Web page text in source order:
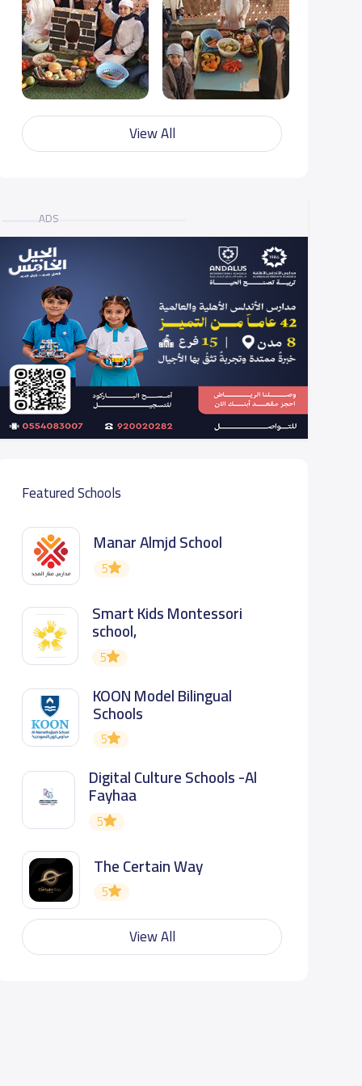
View All
ADS
Featured Schools
Manar Almjd School
5
Smart Kids Montessori
school,
5
KOON Model Bilingual
Schools
5
Digital Culture Schools -Al
Fayhaa
5
The Certain Way
5
View All